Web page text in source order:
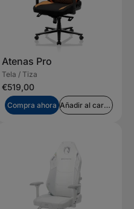
Atenas Pro
Tela / Tiza
€519,00
Compra ahora Añadir al carrito